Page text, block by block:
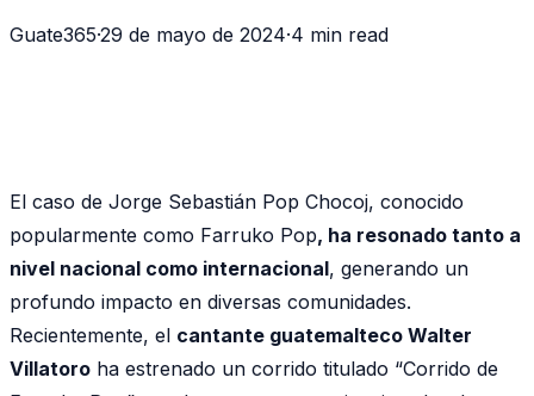
Guate365·29 de mayo de 2024·4 min read
El caso de Jorge Sebastián Pop Chocoj, conocido
popularmente como Farruko Pop, ha resonado tanto a
nivel nacional como internacional, generando un
profundo impacto en diversas comunidades.
Recientemente, el cantante guatemalteco Walter
Villatoro ha estrenado un corrido titulado “Corrido de